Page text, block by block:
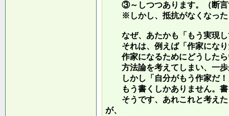
③～しつつあります。（断言
※しかし、抵抗がなくなった
なぜ、あたかも「もう実現し
それは、例えば「作家になり
作家になるためにどうしたら
方法論を考えてしまい、一歩
しかし「自分がもう作家だ！
もう書くしかありません。書
そうです、あれこれと考えた
が、